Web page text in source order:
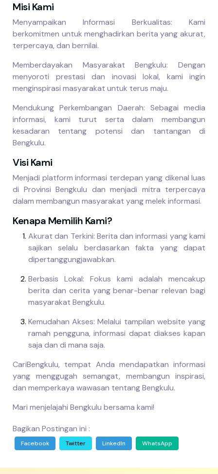
Misi Kami
Menyampaikan Informasi Berkualitas: Kami
berkomitmen untuk menghadirkan berita yang akurat,
terpercaya, dan bernilai.
Memberdayakan Masyarakat Bengkulu: Dengan
menyoroti prestasi dan inovasi lokal, kami ingin
menginspirasi masyarakat untuk terus maju.
Mendukung Perkembangan Daerah: Sebagai media
informasi, kami turut serta dalam membangun
kesadaran tentang potensi dan tantangan di
Bengkulu.
Visi Kami
Menjadi platform informasi terdepan yang dikenal luas
di Provinsi Bengkulu dan menjadi mitra terpercaya
dalam membangun masyarakat yang melek informasi.
Kenapa Memilih Kami?
Akurat dan Terkini: Berita dan informasi yang kami
sajikan selalu berdasarkan fakta yang dapat
dipertanggungjawabkan.
Berbasis Lokal: Fokus kami adalah mencakup
berita dan cerita yang benar-benar relevan bagi
masyarakat Bengkulu.
Kemudahan Akses: Melalui tampilan website yang
ramah pengguna, informasi dapat diakses kapan
saja dan di mana saja.
CariBengkulu, tempat Anda mendapatkan informasi
yang menggugah semangat, membangun inspirasi,
dan memperkaya wawasan tentang Bengkulu.
Mari menjelajahi Bengkulu bersama kami!
Bagikan Postingan ini :
Facebook Twitter LinkedIn WhatsApp